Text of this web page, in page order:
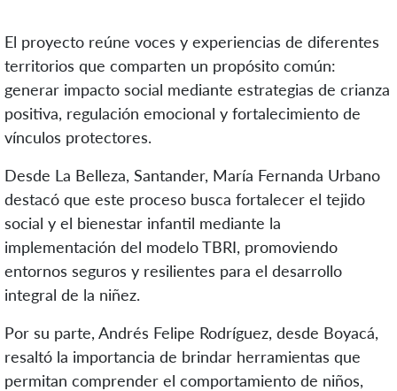
El proyecto reúne voces y experiencias de diferentes
territorios que comparten un propósito común:
generar impacto social mediante estrategias de crianza
positiva, regulación emocional y fortalecimiento de
vínculos protectores.
Desde La Belleza, Santander, María Fernanda Urbano
destacó que este proceso busca fortalecer el tejido
social y el bienestar infantil mediante la
implementación del modelo TBRI, promoviendo
entornos seguros y resilientes para el desarrollo
integral de la niñez.
Por su parte, Andrés Felipe Rodríguez, desde Boyacá,
resaltó la importancia de brindar herramientas que
permitan comprender el comportamiento de niños,